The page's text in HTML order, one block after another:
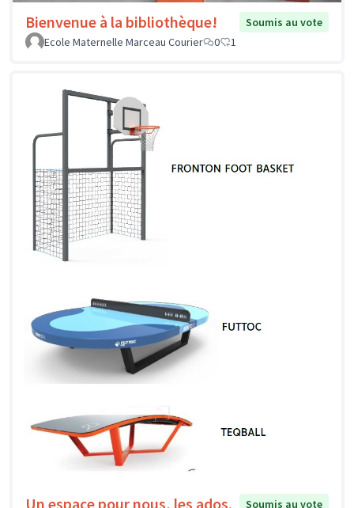
Bienvenue à la bibliothèque!
Soumis au vote
Ecole Maternelle Marceau Courier
0 1
Un espace pour nous, les ados. Soumis au vote